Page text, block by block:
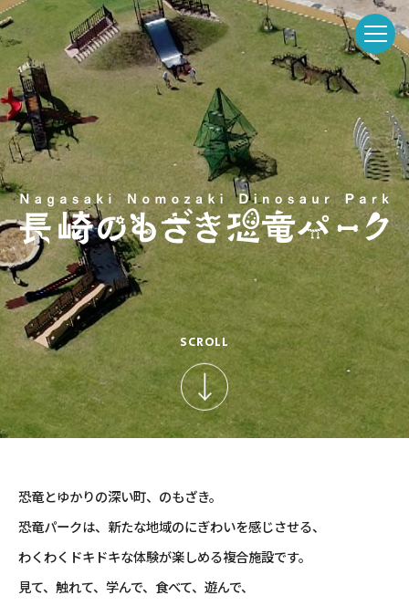
toggle
ホーム
お知らせ・イベント
パークを楽しむ
パークのご紹介
長崎市恐竜博物館
こども広場
インフォメーションセンター
恐竜パーク体育館
SCROLL
恐竜とゆかりの深い町、のもざき。
恐竜パークは、新たな地域のにぎわいを感じさせる、
わくわくドキドキな体験が楽しめる複合施設です。
見て、触れて、学んで、食べて、遊んで、